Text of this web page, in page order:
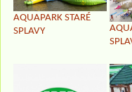
AQUAPARK STARÉ
SPLAVY